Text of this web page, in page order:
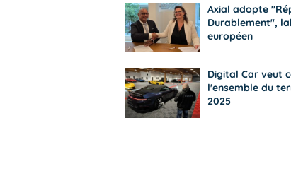
Axial adopte
Durablement",
européen
Digital Car veut
l'ensemble du
2025